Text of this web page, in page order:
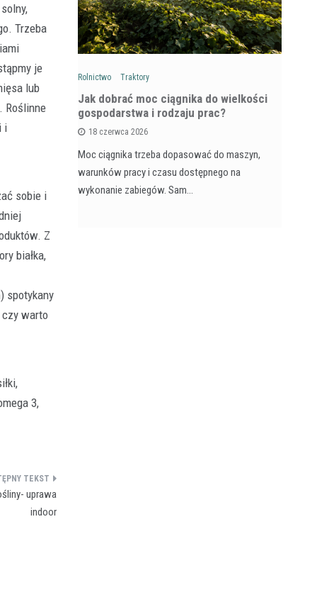
Trzeba
je
lub
Roślinne
i
sobie i
Z
białka,
spotykany
czy warto
3,
uprawa
indoor
czym
i
Rolnictwo Traktory
Jak dobrać moc ciągnika do wielkości
gospodarstwa i rodzaju prac?
18 czerwca 2026
Moc ciągnika trzeba dopasować do maszyn,
warunków pracy i czasu dostępnego na
wykonanie zabiegów. Sam…